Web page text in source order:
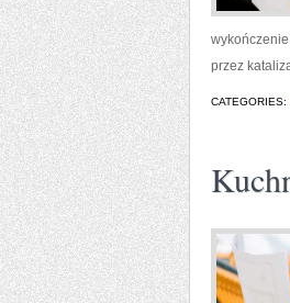
przez
CATEGORIES: